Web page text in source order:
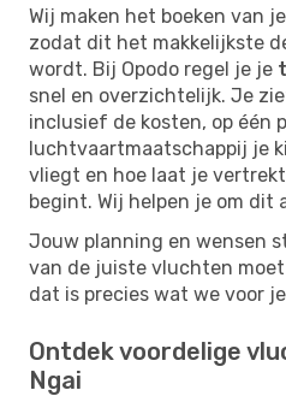
Wij maken het boeken van
zodat dit het makkelijkste
wordt. Bij Opodo regel je je
snel en overzichtelijk. Je
inclusief de kosten, op één
luchtvaartmaatschappij je
vliegt en hoe laat je
begint. Wij helpen je om dit
Jouw planning en wensen
van de juiste vluchten
dat is precies wat we voor
Ontdek voordelige
Ngai